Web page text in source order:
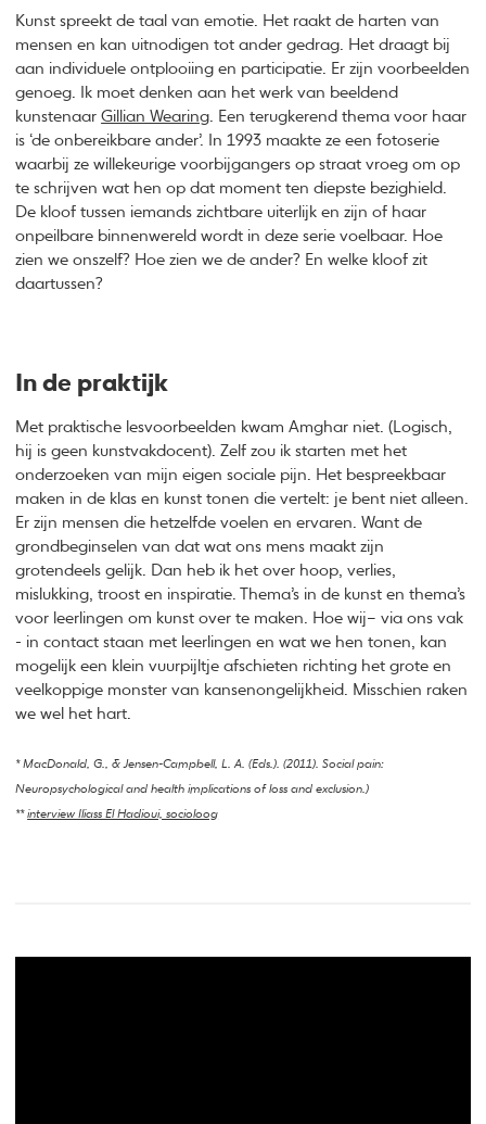
Kunst spreekt de taal van emotie. Het raakt de harten van
mensen en kan uitnodigen tot ander gedrag. Het draagt bij
aan individuele ontplooiing en participatie. Er zijn voorbeelden
genoeg. Ik moet denken aan het werk van beeldend
kunstenaarGillian Wearing. Een terugkerend thema voor haar
is ‘de onbereikbare ander’. In 1993 maakte ze een fotoserie
waarbij ze willekeurige voorbijgangers op straat vroeg om op
te schrijven wat hen op dat moment ten diepste bezighield.
De kloof tussen iemands zichtbare uiterlijk en zijn of haar
onpeilbare binnenwereld wordt in deze serie voelbaar. Hoe
zien we onszelf? Hoe zien we de ander? En welke kloof zit
daartussen?
In de praktijk
Met praktische lesvoorbeelden kwam Amghar niet. (Logisch,
hij is geen kunstvakdocent). Zelf zou ik starten met het
onderzoeken van mijn eigen sociale pijn. Het bespreekbaar
maken in de klas en kunst tonen die vertelt: je bent niet alleen.
Er zijn mensen die hetzelfde voelen en ervaren. Want de
grondbeginselen van dat wat ons mens maakt zijn
grotendeels gelijk. Dan heb ik het over hoop, verlies,
mislukking, troost en inspiratie. Thema’s in de kunst en thema’s
voor leerlingen om kunst over te maken. Hoe wij– via ons vak
- in contact staan met leerlingen en wat we hen tonen, kan
mogelijk een klein vuurpijltje afschieten richting het grote en
veelkoppige monster van kansenongelijkheid. Misschien raken
we wel het hart.
* MacDonald, G., & Jensen-Campbell, L. A. (Eds.). (2011). Social pain:
Neuropsychological and health implications of loss and exclusion.)
**interview Iliass El Hadioui, socioloog